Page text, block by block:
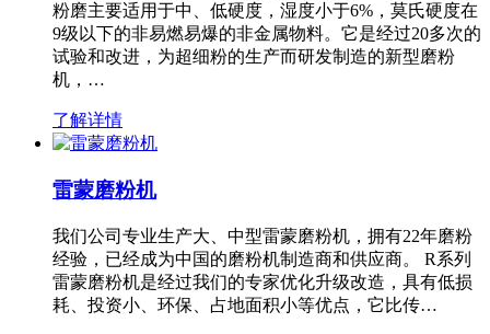
粉磨主要适用于中、低硬度，湿度小于6%，莫氏硬度在
9级以下的非易燃易爆的非金属物料。它是经过20多次的
试验和改进，为超细粉的生产而研发制造的新型磨粉
机，…
了解详情
雷蒙磨粉机
我们公司专业生产大、中型雷蒙磨粉机，拥有22年磨粉
经验，已经成为中国的磨粉机制造商和供应商。 R系列
雷蒙磨粉机是经过我们的专家优化升级改造，具有低损
耗、投资小、环保、占地面积小等优点，它比传…